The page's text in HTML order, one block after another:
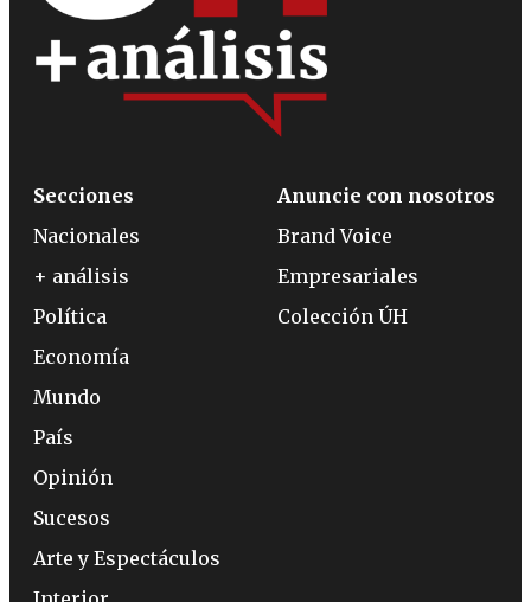
Secciones
Nacionales
+ análisis
Política
Economía
Mundo
País
Opinión
Sucesos
Arte y Espectáculos
Anuncie con nosotros
Brand Voice
Empresariales
Colección ÚH